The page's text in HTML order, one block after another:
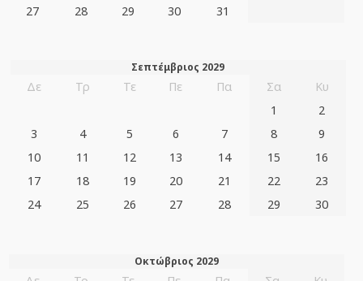
27 28 29 30 31
Σεπτέμβριος 2029
Δε Τρ Τε Πε Πα Σα
Κυ
1
2
3
4 5 6 7 8
9
10
11 12 13 14 15
16
17
18 19 20 21 22
23
24
25 26 27 28 29 30
Οκτώβριος 2029